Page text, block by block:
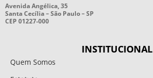
Avenida Angélica, 35
Santa Cecília – São Paulo – SP
CEP 01227-000
INSTITUCIONAL
Quem Somos